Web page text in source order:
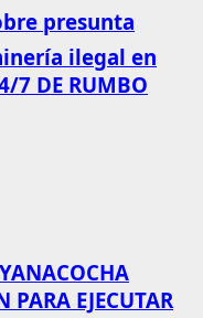
presunta
ilegal en
7 DE RUMBO
EJECUTAR